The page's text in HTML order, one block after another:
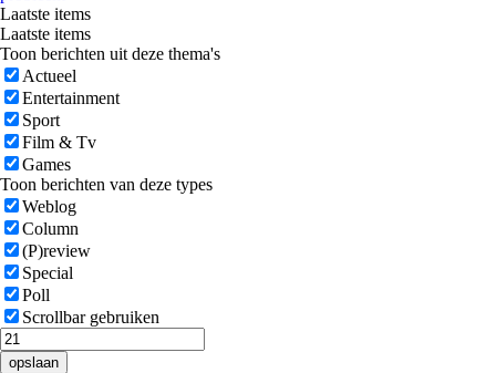
Laatste items
Laatste items
Toon berichten uit deze thema's
Actueel
Entertainment
Sport
Film & Tv
Games
Toon berichten van deze types
Weblog
Column
(P)review
Special
Poll
Scrollbar gebruiken
opslaan